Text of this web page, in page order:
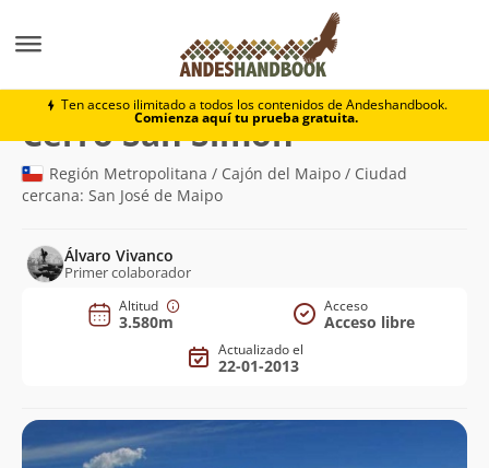
Ten acceso ilimitado a todos los contenidos de Andeshandbook.
Comienza aquí tu prueba gratuita.
Cerro San Simón
Cerro San Simón(3.580m)
Región Metropolitana / Cajón del Maipo / Ciudad
cercana: San José de Maipo
Álvaro Vivanco
Primer colaborador
Altitud
3.580m
Acceso
Acceso libre
Actualizado el
22-01-2013